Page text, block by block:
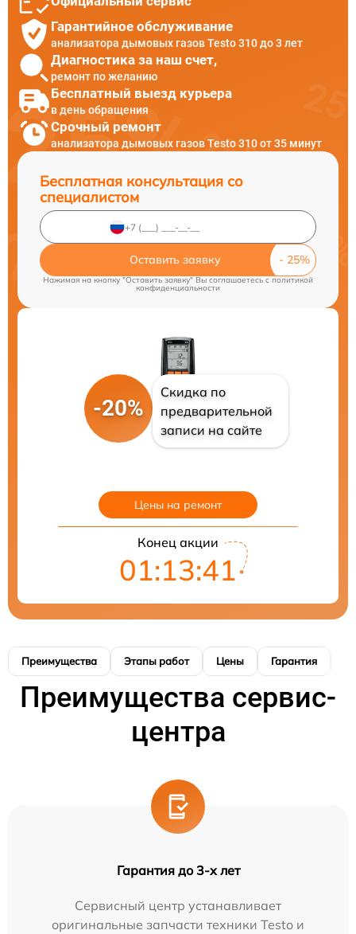
Гарантийное обслуживание
анализатора дымовых газов Testo 310 до 3 лет
Диагностика за наш счет,
ремонт по желанию
Бесплатный выезд курьера
в день обращения
Срочный ремонт
анализатора дымовых газов Testo 310 от 35 минут
Бесплатная консультация со
специалистом
Оставить заявку
Нажимая на кнопку "Оставить заявку" Вы соглашаетесь cполитикой
конфиденциальности
-20%
Скидка по
предварительной
записи на сайте
Цены на ремонт
Конец акции
01:13:40
Преимущества Этапы работ Цены Гарантия
Преимущества сервис-
центра
Гарантия до 3-х лет
Сервисный центр устанавливает
оригинальные запчасти техники Testo и